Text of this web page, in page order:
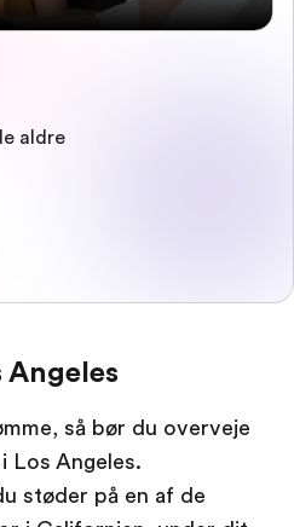
aldre
Angeles
så bør du overveje
Los Angeles.
støder på en af de